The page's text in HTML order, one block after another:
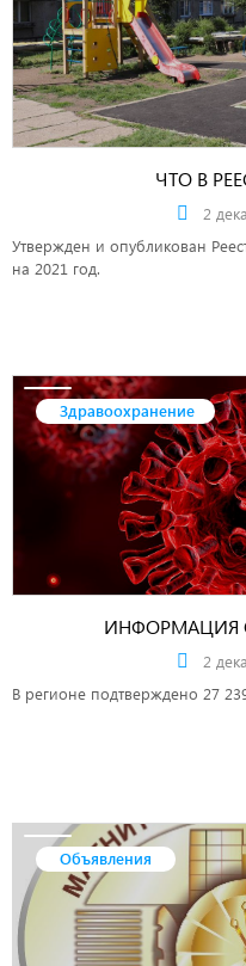
ЧТО В
2
Утвержден и опубликован
на 2021 год.
Здравоохранение
ИНФОРМАЦИЯ
2
В регионе подтверждено 27
Объявления